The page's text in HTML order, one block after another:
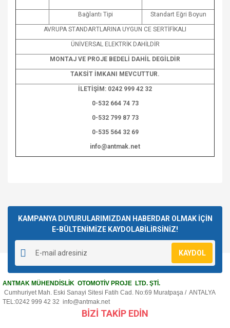
Bağlantı Tipi Standart Eğri Boyun
AVRUPA STANDARTLARINA UYGUN CE SERTİFİKALI
ÜNİVERSAL ELEKTRİK DAHİLDİR
MONTAJ VE PROJE BEDELİ DAHİL DEGİLDİR
TAKSİT İMKANI MEVCUTTUR.
İLETİŞİM: 0242 999 42 32
0-532 664 74 73
0-532 799 87 73
0-535 564 32 69
info@antmak.net
Yorum Yaz
kullanarak tarafımıza iletebilirsiniz.
Görüş ve önerileriniz için teşekkür ederiz.
Ürün resmi kalitesiz, bozuk veya görüntülenemiyor.
Ürün açıklamasında eksik bilgiler bulunuyor.
Ürün bilgilerinde hatalar bulunuyor.
Ürün fiyatı diğer sitelerden daha pahalı.
Bu ürüne benzer farklı alternatifler olmalı.
KAMPANYA DUYURULARIMIZDAN HABERDAR OLMAK İÇİN
E-BÜLTENİMİZE KAYDOLABİLİRSİNİZ!
KAYDOL
ANTMAK MÜHENDİSLİK OTOMOTİV PROJE LTD. ŞTİ.
Cumhuriyet Mah. Eski Sanayi Sitesi Fatih Cad. No:69 Muratpaşa / ANTALYA
TEL:0242 999 42 32 info@antmak.net
BİZİ TAKİP EDİN